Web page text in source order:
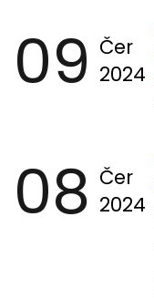
09 Čer
2024
08 Čer
2024